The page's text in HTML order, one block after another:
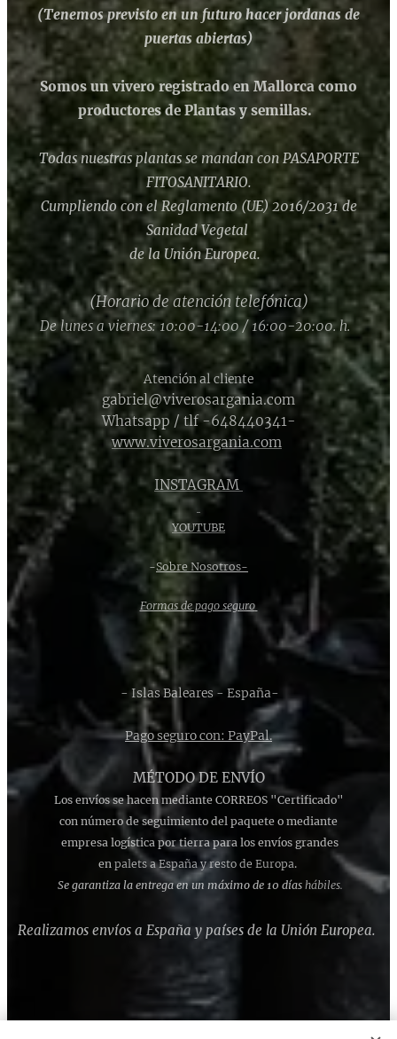
(Tenemos previsto en un futuro hacer jordanas de
puertas abiertas)
Somos un vivero registrado en Mallorca como
productores de Plantas y semillas.
Todas nuestras plantas se mandan con PASAPORTE
FITOSANITARIO.
Cumpliendo con el Reglamento (UE) 2016/2031 de
Sanidad Vegetal
de la Unión Europea.
(Horario de atención telefónica)
De lunes a viernes: 10:00-14:00 / 16:00-20:00. h.
Atención al cliente
gabriel@viverosargania.com
Whatsapp / tlf -648440341-
www.viverosargania.com
INSTAGRAM
YOUTUBE
-Sobre Nosotros-
Formas de pago seguro
- Islas Baleares - España-
Pago seguro con: PayPal.
MÉTODO DE ENVÍO
Los envíos se hacen mediante CORREOS "Certificado"
con número de seguimiento del paquete o mediante
empresa logística por tierra para los envíos grandes
en palets a España y resto de Europa.
Se garantiza la entrega en un máximo de 10 días hábiles.
Realizamos envíos a España y países de la Unión Europea.